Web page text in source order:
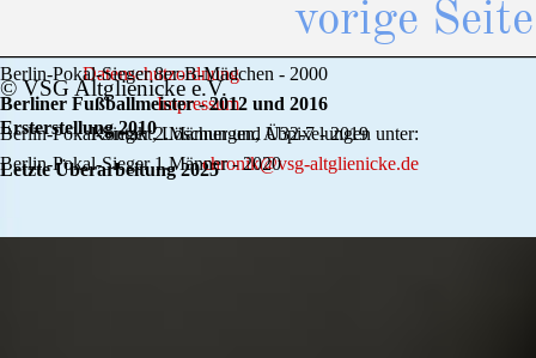
vorige Seite
Berlin-Pokal-Sieger 8er-B-Mädchen - 2000
Datenschutzordnung
© VSG Altglienicke e.V.
Berliner Fußballmeister - 2012 und 2016
Impressum
Ersterstellung 2010
Berlin-Pokal-Sieger 2.Männer und Ü32-7 - 2019
Kontakt, Löschungen, Abpixelungen unter:
Berlin-Pokal-Sieger 1.Männer - 2020chronik@vsg-altglienicke.de
Letzte Überarbeitung 2025